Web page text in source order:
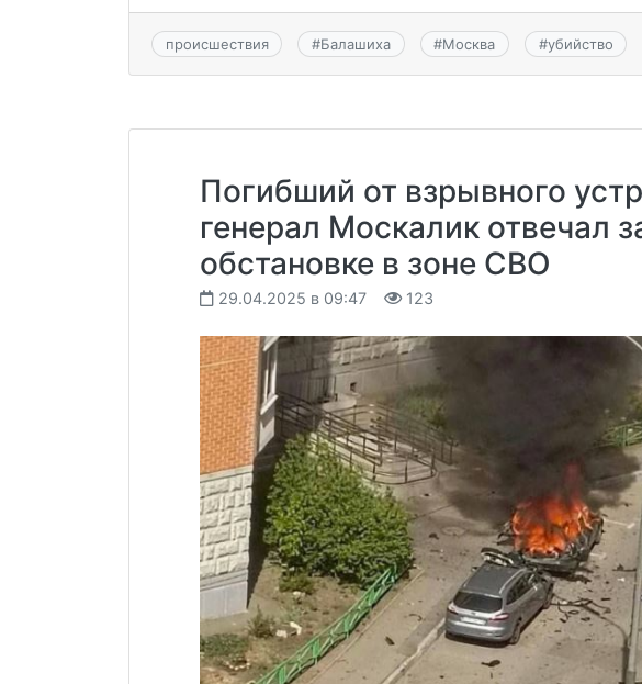
происшествия #Балашиха #Москва #убийство
Погибший от взрывного
генерал Москалик отвечал
обстановке в зоне СВО
29.04.2025 в 09:47 123